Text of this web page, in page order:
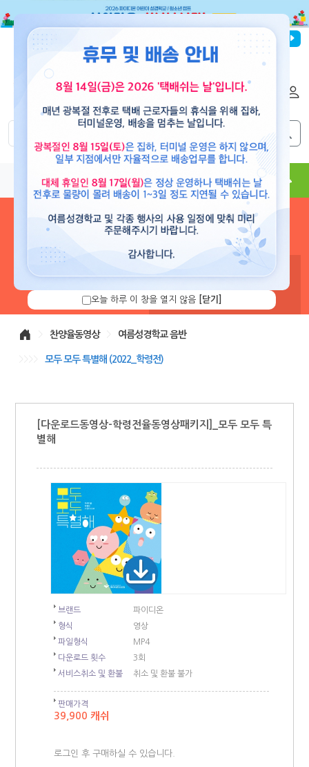
파이디온선교회
도서 뮤직 용품 현수막 콘텐츠
로그인 하시면 보유 캐쉬 확
니다.
찬양율동영상 여름성경학교 음반
모두 모두 특별해 (2022_학령전)
[다운로드동영상-학령전율동영상패키지]_모두 모두 특
별해
브랜드
파이디온
형식
영상
파일형식
MP4
다운로드 횟수
3회
서비스취소 및 환불
취소 및 환불 불가
판매가격
39,900 캐쉬
로그인 후 구매하실 수 있습니다.
오늘 하루 이 창을 열지 않음 [닫기]